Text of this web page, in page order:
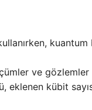
kuantum
ve
kübit